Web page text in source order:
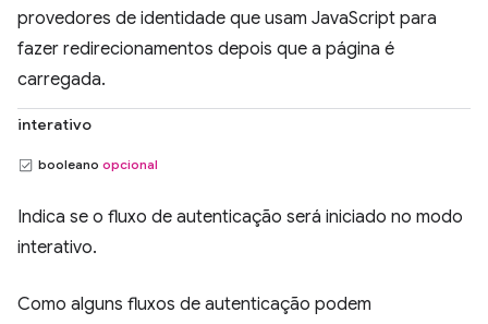
provedores de identidade que usam JavaScript para
fazer redirecionamentos depois que a página é
carregada.
interativo
booleano opcional
Indica se o fluxo de autenticação será iniciado no modo
interativo.
Como alguns fluxos de autenticação podem